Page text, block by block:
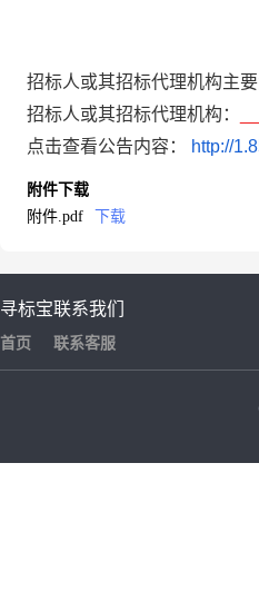
招标人或其招标代理机构主
招标人或其招标代理机构：
点击查看公告内容：
http://
附件下载
附件.pdf
下载
寻标宝
首页
联系我们
联系客服